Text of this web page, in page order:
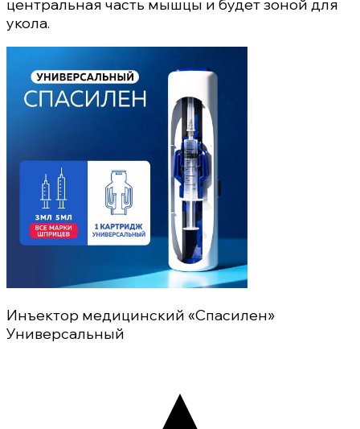
центральная часть мышцы и будет зоной для
укола.
Инъектор медицинский «Спасилен»
Универсальный